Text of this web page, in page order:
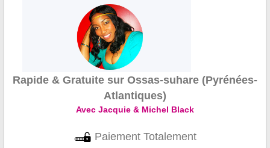
Rapide & Gratuite sur Ossas-suhare (Pyrénées-
Atlantiques)
Avec Jacquie & Michel Black
Paiement Totalement